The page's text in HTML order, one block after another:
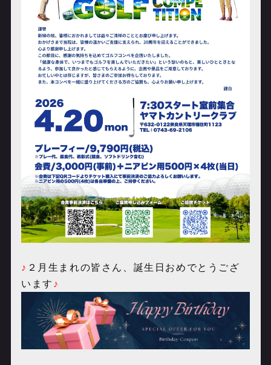
♪ ２月生まれの皆さん、誕生日おめでとうござ
います ♪